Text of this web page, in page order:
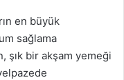
en büyük
sağlama
şık bir akşam yemeği